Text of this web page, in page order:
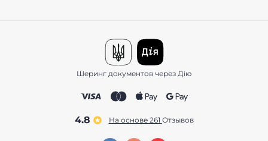
Шеринг документов через Дію
4.8 На основе 261 отзывов